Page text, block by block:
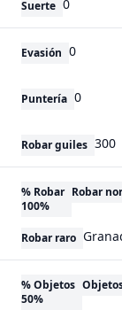
Suerte 0
Evasión 0
Puntería 0
Robar guiles 300
% Robar
100%
Robar
Robar raro
% Objetos
50%